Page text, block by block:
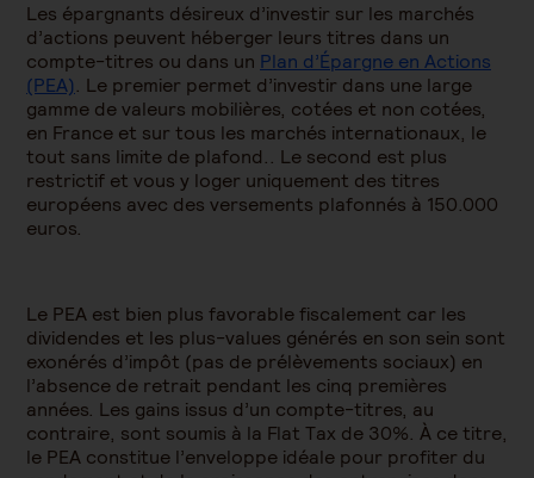
Les épargnants désireux d’investir sur les marchés
d’actions peuvent héberger leurs titres dans un
compte-titres ou dans un Plan d’Épargne en Actions
(PEA). Le premier permet d’investir dans une large
gamme de valeurs mobilières, cotées et non cotées,
en France et sur tous les marchés internationaux, le
tout sans limite de plafond.. Le second est plus
restrictif et vous y loger uniquement des titres
européens avec des versements plafonnés à 150.000
euros.
Le PEA est bien plus favorable fiscalement car les
dividendes et les plus-values générés en son sein sont
exonérés d’impôt (pas de prélèvements sociaux) en
l’absence de retrait pendant les cinq premières
années. Les gains issus d’un compte-titres, au
contraire, sont soumis à la Flat Tax de 30%. À ce titre,
le PEA constitue l’enveloppe idéale pour profiter du